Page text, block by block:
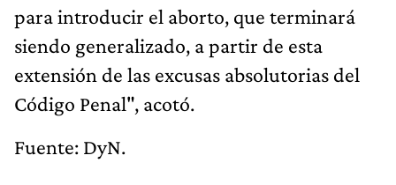
para introducir el aborto, que terminará
siendo generalizado, a partir de esta
extensión de las excusas absolutorias del
Código Penal", acotó.
Fuente: DyN.